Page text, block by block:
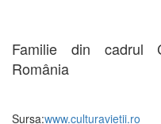
Familie din cadrul
România
Sursa:www.culturavietii.ro